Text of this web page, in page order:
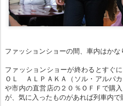
ファッションショーの間、車内はかな
ファッションショーが終わるとすぐ
ＯＬ ＡＬＰＡＫＡ（ソル・アルパ
や市内の直営店の２０％ＯＦＦで購
が、気に入ったものがあれば列車内で